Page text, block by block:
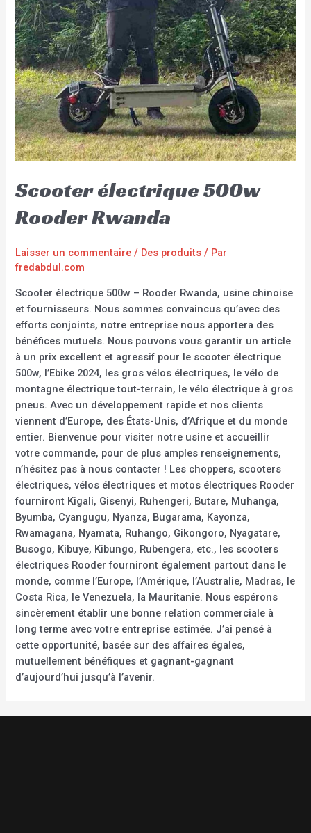
Scooter électrique 500w
Rooder Rwanda
Laisser un commentaire / Des produits / Par
fredabdul.com
Scooter électrique 500w – Rooder Rwanda, usine chinoise
et fournisseurs. Nous sommes convaincus qu’avec des
efforts conjoints, notre entreprise nous apportera des
bénéfices mutuels. Nous pouvons vous garantir un article
à un prix excellent et agressif pour le scooter électrique
500w, l’Ebike 2024, les gros vélos électriques, le vélo de
montagne électrique tout-terrain, le vélo électrique à gros
pneus. Avec un développement rapide et nos clients
viennent d’Europe, des États-Unis, d’Afrique et du monde
entier. Bienvenue pour visiter notre usine et accueillir
votre commande, pour de plus amples renseignements,
n’hésitez pas à nous contacter ! Les choppers, scooters
électriques, vélos électriques et motos électriques Rooder
fourniront Kigali, Gisenyi, Ruhengeri, Butare, Muhanga,
Byumba, Cyangugu, Nyanza, Bugarama, Kayonza,
Rwamagana, Nyamata, Ruhango, Gikongoro, Nyagatare,
Busogo, Kibuye, Kibungo, Rubengera, etc., les scooters
électriques Rooder fourniront également partout dans le
monde, comme l’Europe, l’Amérique, l’Australie, Madras, le
Costa Rica, le Venezuela, la Mauritanie. Nous espérons
sincèrement établir une bonne relation commerciale à
long terme avec votre entreprise estimée. J’ai pensé à
cette opportunité, basée sur des affaires égales,
mutuellement bénéfiques et gagnant-gagnant
d’aujourd’hui jusqu’à l’avenir.